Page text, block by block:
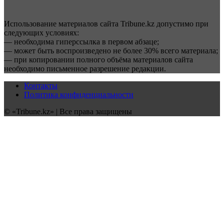
Использование материалов сайта Tribune.kz допустимо при
следующих условиях:
— необходима гиперссылка в первом абзаце;
— может быть воспроизведено не более 30% всего материала;
— при копировании полного объёма материалов сайта
необходимо письменное разрешение редакции.
Контакты
Политика конфиденциальности
© «Tribune.kz» | Все права защищены